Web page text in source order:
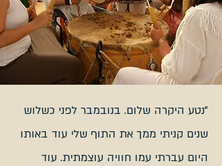
"נטע היקרה שלום. בנובמבר לפני כשלוש
שנים קניתי ממך את התוף שלי עוד באותו
היום עברתי עמו חוויה עוצמתית. עוד